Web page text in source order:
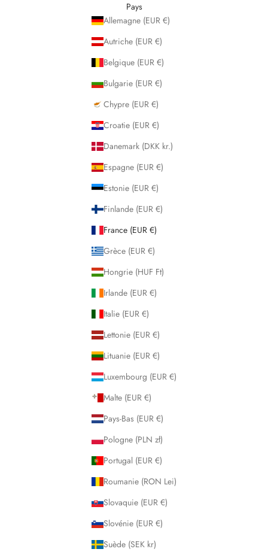
Pays
Allemagne (EUR €)
Autriche (EUR €)
Belgique (EUR €)
Bulgarie (EUR €)
Chypre (EUR €)
Croatie (EUR €)
Danemark (DKK kr.)
Espagne (EUR €)
Estonie (EUR €)
Finlande (EUR €)
France (EUR €)
Grèce (EUR €)
Hongrie (HUF Ft)
Irlande (EUR €)
Italie (EUR €)
Lettonie (EUR €)
Lituanie (EUR €)
Luxembourg (EUR €)
Malte (EUR €)
Pays-Bas (EUR €)
Pologne (PLN zł)
Portugal (EUR €)
Roumanie (RON Lei)
Slovaquie (EUR €)
Slovénie (EUR €)
Suède (SEK kr)